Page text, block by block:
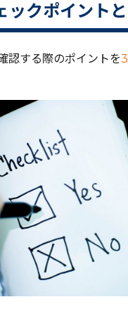
ックポイント
認する際のポイントを